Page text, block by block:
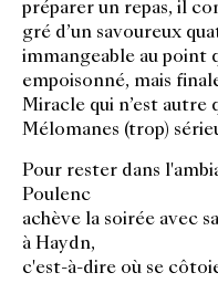
préparer un repas, il
gré d’un savoureux
immangeable au point
empoisonné, mais
Miracle qui n’est autre
Mélomanes (trop)
Pour rester dans
Poulenc
achève la soirée avec
à Haydn,
c'est-à-dire où se